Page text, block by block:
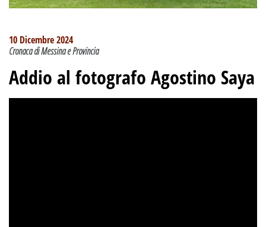
10 Dicembre 2024
Cronaca di Messina e Provincia
Addio al fotografo Agostino Saya